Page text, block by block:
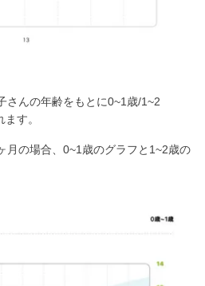
さんの年齢をもとに0~1歳/1~2
す。
月の場合、0~1歳のグラフと1~2歳の